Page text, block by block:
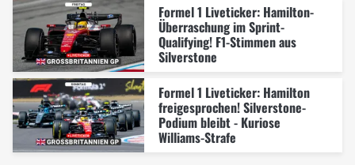
Formel 1 Liveticker: Hamilton-
Überraschung im Sprint-
Qualifying! F1-Stimmen aus
Silverstone
Formel 1 Liveticker: Hamilton
freigesprochen! Silverstone-
Podium bleibt - Kuriose
Williams-Strafe